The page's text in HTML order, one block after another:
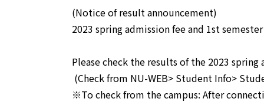
(Notice of result announcement)
2023 spring admission fee and 1st
Please check the results of the 2023
(Check from NU-WEB> Student Info>
※To check from the campus: After